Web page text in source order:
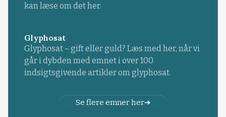
kan læse om det her.
Glyphosat
Glyphosat – gift eller guld? Læs med her, når vi
går i dybden med emnet i over 100
indsigtsgivende artikler om glyphosat.
Se flere emner her